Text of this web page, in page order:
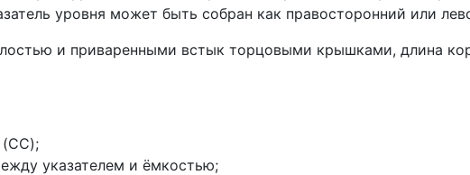
уровня может быть собран как правосторонний или
и приваренными встык торцовыми крышками, длина
указателем и ёмкостью;